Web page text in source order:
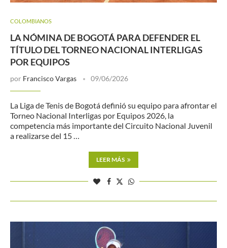
COLOMBIANOS
LA NÓMINA DE BOGOTÁ PARA DEFENDER EL
TÍTULO DEL TORNEO NACIONAL INTERLIGAS
POR EQUIPOS
por Francisco Vargas 09/06/2026
La Liga de Tenis de Bogotá definió su equipo para afrontar el
Torneo Nacional Interligas por Equipos 2026, la
competencia más importante del Circuito Nacional Juvenil
a realizarse del 15 …
LEER MÁS